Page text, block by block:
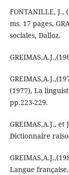
FONTANILLE, J.,
ms. 17 pages.
sociales, Dalloz.
(1977), La
pp.223-229.
GREIMAS,A.J., et
Dictionnaire
Langue